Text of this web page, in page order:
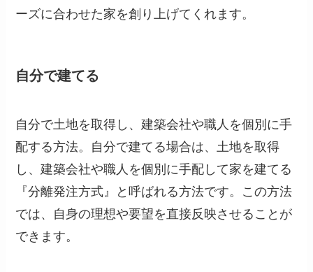
ーズに合わせた家を創り上げてくれます。
自分で建てる
自分で土地を取得し、建築会社や職人を個別に手
配する方法。自分で建てる場合は、土地を取得
し、建築会社や職人を個別に手配して家を建てる
『分離発注方式』と呼ばれる方法です。この方法
では、自身の理想や要望を直接反映させることが
できます。